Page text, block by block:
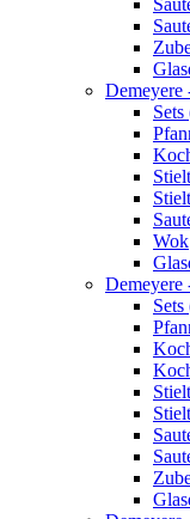
Demeyere
Wok
Demeyere